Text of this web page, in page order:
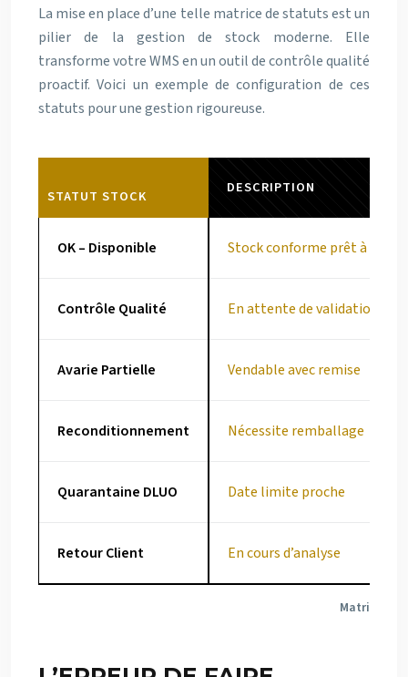
La mise en place d’une telle matrice de statuts est un
pilier de la gestion de stock moderne. Elle
transforme votre WMS en un outil de contrôle qualité
proactif. Voici un exemple de configuration de ces
statuts pour une gestion rigoureuse.
Matrice de
STATUT STOCK DESCRIPTION
OK – Disponible Stock conforme prêt à
Contrôle Qualité En attente de validation
Avarie Partielle Vendable avec remise
Reconditionnement Nécessite remballage
Quarantaine DLUO Date limite proche
Retour Client En cours d’analyse